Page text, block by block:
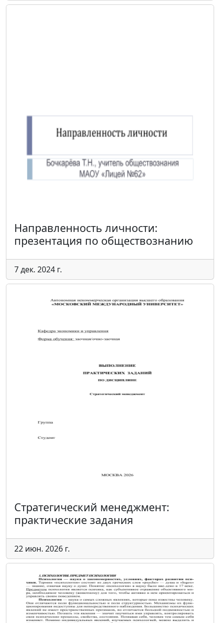
Направленность личности:
презентация по обществознанию
7 дек. 2024 г.
Стратегический менеджмент:
практические задания
22 июн. 2026 г.